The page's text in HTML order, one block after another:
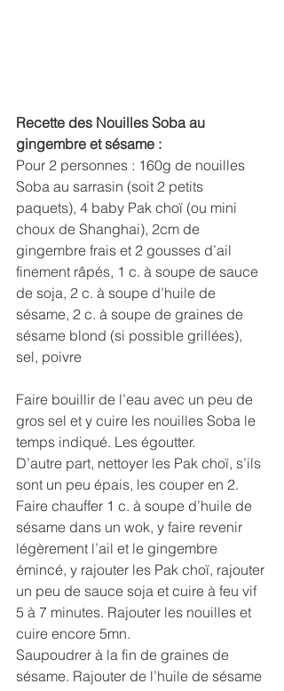
Recette des Nouilles Soba au
gingembre et sésame :
Pour 2 personnes : 160g de nouilles
Soba au sarrasin (soit 2 petits
paquets), 4 baby Pak choï (ou mini
choux de Shanghai), 2cm de
gingembre frais et 2 gousses d’ail
finement râpés, 1 c. à soupe de sauce
de soja, 2 c. à soupe d’huile de
sésame, 2 c. à soupe de graines de
sésame blond (si possible grillées),
sel, poivre
Faire bouillir de l’eau avec un peu de
gros sel et y cuire les nouilles Soba le
temps indiqué. Les égoutter.
D’autre part, nettoyer les Pak choï, s’ils
sont un peu épais, les couper en 2.
Faire chauffer 1 c. à soupe d’huile de
sésame dans un wok, y faire revenir
légèrement l’ail et le gingembre
émincé, y rajouter les Pak choï, rajouter
un peu de sauce soja et cuire à feu vif
5 à 7 minutes. Rajouter les nouilles et
cuire encore 5mn.
Saupoudrer à la fin de graines de
sésame. Rajouter de l’huile de sésame